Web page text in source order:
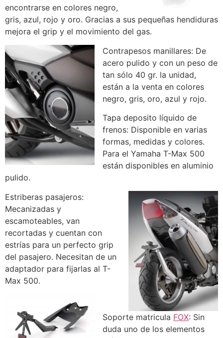
encontrarse en colores negro,
gris, azul, rojo y oro. Gracias a sus pequeñas hendiduras
mejora el grip y el movimiento del gas.
Contrapesos manillares: De
acero pulido y con un peso de
tan sólo 40 gr. la unidad,
están a la venta en colores
negro, gris, oro, azul y rojo.
Tapa deposito líquido de
frenos: Disponible en varias
formas, medidas y colores.
Para el Yamaha T-Max 500
están disponibles en aluminio
pulido.
Estriberas pasajeros:
Mecanizadas y
escamoteables, van
recortadas y cuentan con
estrías para un perfecto grip
del pasajero. Necesitan de un
adaptador para fijarlas al T-
Max 500.
Soporte matricula FOX: Sin
duda uno de los elementos